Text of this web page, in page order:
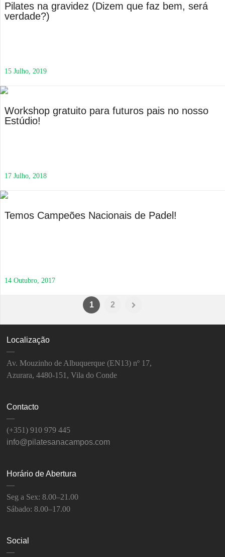
Pilates na gravidez (Dizem que faz bem, será
verdade?)
15 Julho, 2019
Workshop gratuito para futuros pais no nosso
Estúdio!
17 Julho, 2018
Temos Campeões Nacionais de Padel!
14 Outubro, 2017
1 2
Localização
—
Av. Mouzinho de Albuquerque (EN13) nº 17,
Azurara, 4480-151, Vila do Conde
Contacto
—
(+351) 910 979 445
info@pilatesanacampos.com
Horário de Abertura
—
Seg a Sex: 8.00–21.00
Sábado: 8.00–17.00
Social
—